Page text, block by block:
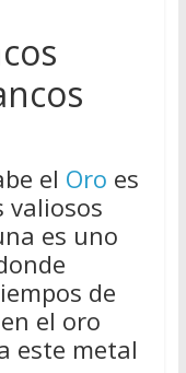
el Oro es
valiosos
es uno
de
el oro
este metal